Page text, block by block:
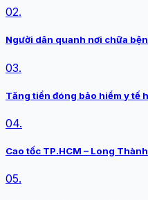
02.
Người dân quanh nơi chữa
03.
Tăng tiền đóng bảo hiểm y tế
04.
Cao tốc TP.HCM – Long
05.